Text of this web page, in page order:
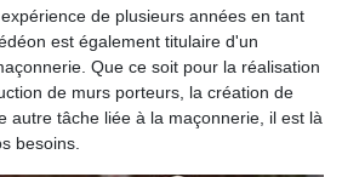
de plusieurs années en tant
est également titulaire d'un
Que ce soit pour la réalisation
de murs porteurs, la création de
autre tâche liée à la maçonnerie, il est là
besoins.